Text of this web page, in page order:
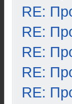
RE:
RE:
RE:
RE:
RE: